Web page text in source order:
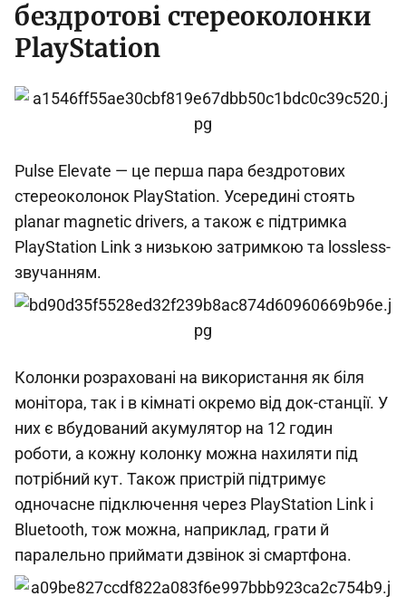
бездротові стереоколонки
PlayStation
Pulse Elevate — це перша пара бездротових
стереоколонок PlayStation. Усередині стоять
planar magnetic drivers, а також є підтримка
PlayStation Link з низькою затримкою та lossless-
звучанням.
Колонки розраховані на використання як біля
монітора, так і в кімнаті окремо від док-станції. У
них є вбудований акумулятор на 12 годин
роботи, а кожну колонку можна нахиляти під
потрібний кут. Також пристрій підтримує
одночасне підключення через PlayStation Link і
Bluetooth, тож можна, наприклад, грати й
паралельно приймати дзвінок зі смартфона.